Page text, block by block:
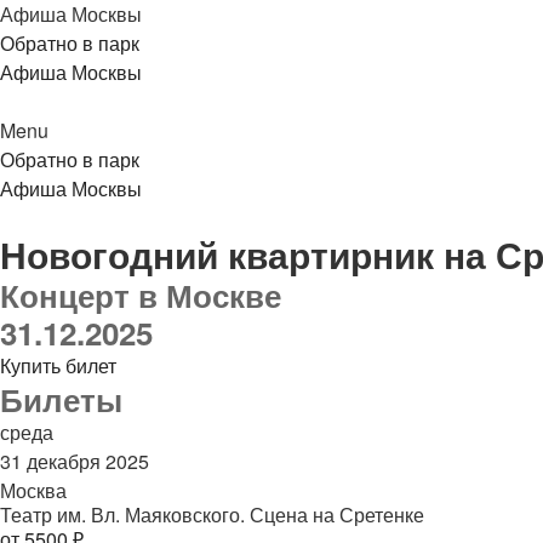
Афиша Москвы
Обратно в парк
Афиша Москвы
Menu
Обратно в парк
Афиша Москвы
Новогодний квартирник на
Концерт в Москве
31.12.2025
Купить билет
Билеты
среда
31 декабря 2025
Москва
Театр им. Вл. Маяковского. Сцена на Сретенке